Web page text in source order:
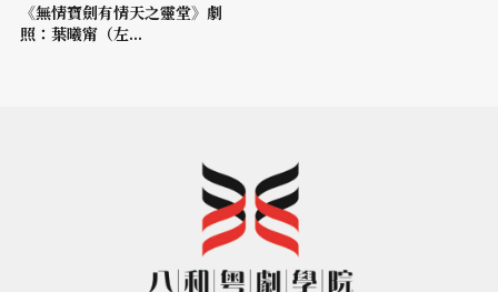
《無情寶劍有情天之靈堂》劇
照：葉曦甯（左...